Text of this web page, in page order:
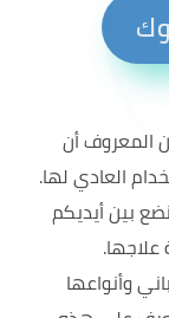
المعروف أن
العادي لها.
بين أيديكم
وأنواعها